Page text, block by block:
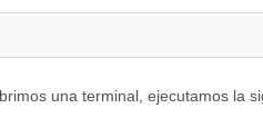
una terminal, ejecutamos la